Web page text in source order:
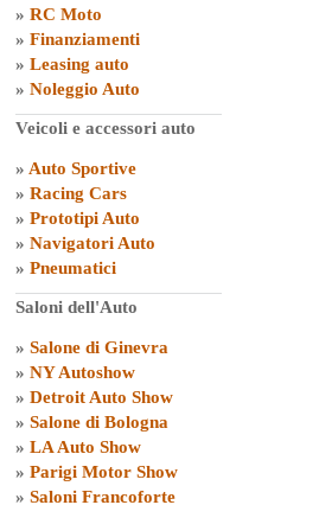
» RC Moto
» Finanziamenti
» Leasing auto
» Noleggio Auto
Veicoli e accessori auto
» Auto Sportive
» Racing Cars
» Prototipi Auto
» Navigatori Auto
» Pneumatici
Saloni dell'Auto
» Salone di Ginevra
» NY Autoshow
» Detroit Auto Show
» Salone di Bologna
» LA Auto Show
» Parigi Motor Show
» Saloni Francoforte